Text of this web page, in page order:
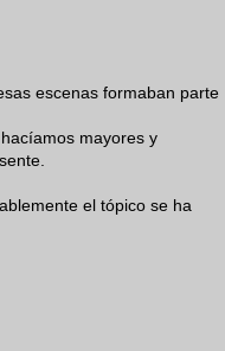
escenas formaban parte
mayores y
el tópico se ha